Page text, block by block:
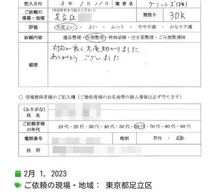
2月 1, 2023
ご依頼の現場・地域：
東京都足立区